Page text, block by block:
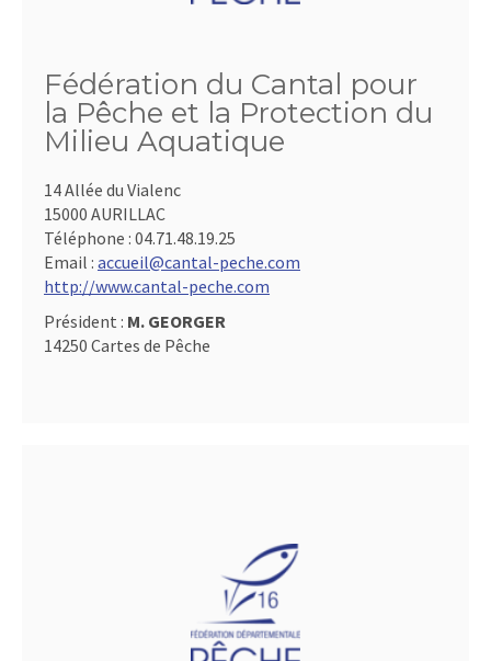
Fédération du Cantal pour
la Pêche et la Protection du
Milieu Aquatique
14 Allée du Vialenc
15000 AURILLAC
Téléphone : 04.71.48.19.25
Email : accueil@cantal-peche.com
http://www.cantal-peche.com
Président : M. GEORGER
14250 Cartes de Pêche